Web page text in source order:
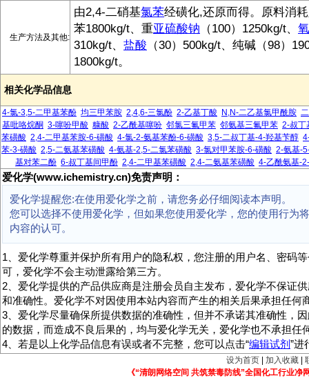
生产方法及其他:
由2,4-二硝基氯苯经磺化,还原而得。原料消
苯1800kg/t、重亚硫酸钠 （100）1250kg/t、
310kg/t、 盐酸 （30）500kg/t、纯碱（98）
1800kg/t。
相关化学品信息
4-氯-3,5-二甲基苯酚 均三甲苯胺 2,4,6-三氯酚 2-乙基丁酸 N,N-二乙基氯甲酰胺
基吡咯烷酮 3-噻吩甲酸 糠酸 2-乙酰基噻吩 邻氯三氟甲苯 邻氨基三氟甲苯 2-叔丁
苯磺酸 2,4-二甲基苯胺-6-磺酸 4-氯-2-氨基苯酚-6-磺酸 3,5-二叔丁基-4-羟基苄醇
苯-3-磺酸 2,5-二氨基苯磺酸 4-氨基-2,5-二氯苯磺酸 3-氯对甲苯胺-6-磺酸 2-氨基-
基对苯二酚 6-叔丁基间甲酚 2,4-二甲基苯磺酸 2,4-二氨基苯磺酸 4-乙酰氨基-
爱化学(www.ichemistry.cn)免责声明：
爱化学提醒您:在使用爱化学之前，请您务必仔细阅读本声明。
您可以选择不使用爱化学，但如果您使用爱化学，您的使用行为
内容的认可。
1、爱化学尊重并保护所有用户的隐私权，您注册的用户名、密码
可，爱化学不会主动泄露给第三方。
2、爱化学提供的产品供应商是注册会员自主发布，爱化学不保证
和准确性。爱化学不对因使用本站内容而产生的相关后果承担任何
3、爱化学尽量确保所提供数据的准确性，但并不承诺其准确性，
的数据，而造成不良后果的，均与爱化学无关，爱化学也不承担任
4、若是以上化学品信息有误或者不完整，您可以点击“编辑试剂”进
设为首页 加入收藏
《“清朗网络空间 共筑禁毒防线”全国化工行业净